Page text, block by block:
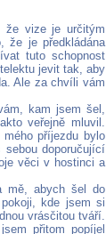
že vize je určitým
že je předkládána
tuto schopnost
jevit tak, aby
Ale za chvíli vám
kam jsem šel,
veřejně mluvil.
příjezdu bylo
doporučující
věci v hostinci a
mě, abych šel do
kde jsem si
vrásčitou tváří.
přitom popíjel